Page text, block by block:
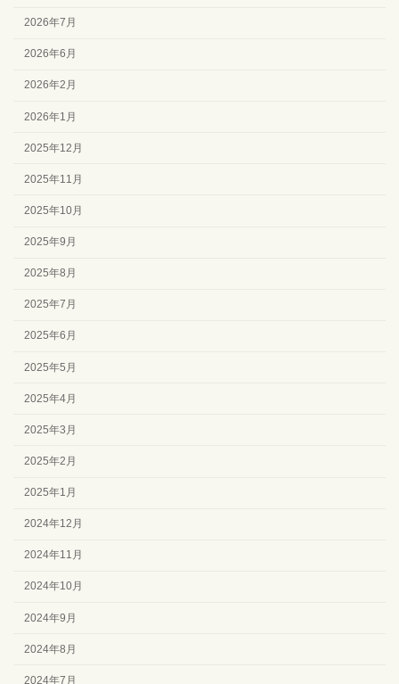
2026年7月
2026年6月
2026年2月
2026年1月
2025年12月
2025年11月
2025年10月
2025年9月
2025年8月
2025年7月
2025年6月
2025年5月
2025年4月
2025年3月
2025年2月
2025年1月
2024年12月
2024年11月
2024年10月
2024年9月
2024年8月
2024年7月